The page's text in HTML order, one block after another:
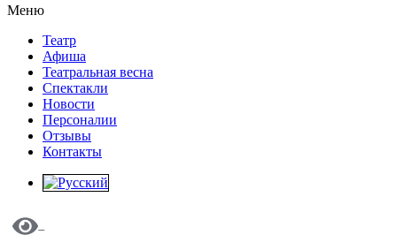
Меню
Театр
Афиша
Театральная весна
Спектакли
Новости
Персоналии
Отзывы
Контакты